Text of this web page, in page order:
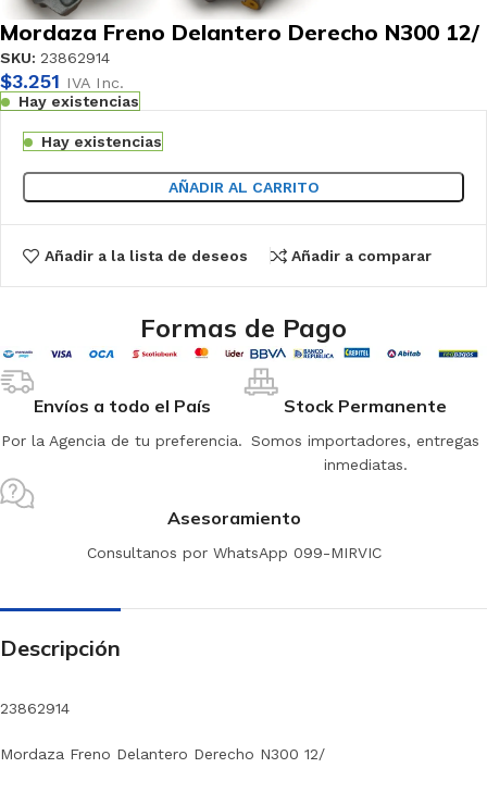
Mordaza Freno Delantero Derecho N300 12/
SKU: 23862914
$3.251 IVA Inc.
Hay existencias
Hay existencias
AÑADIR AL CARRITO
Añadir a la lista de deseos Añadir a comparar
Formas de Pago
Envíos a todo el País
Por la Agencia de tu preferencia.
Stock Permanente
Somos importadores, entregas
inmediatas.
Asesoramiento
Consultanos por WhatsApp 099-MIRVIC
Descripción
23862914
Mordaza Freno Delantero Derecho N300 12/